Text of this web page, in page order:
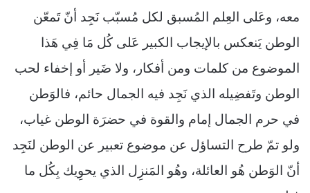
معه، وعَلى العِلم المُسبق لكل مُسبّب نَجِد أنّ تَمعّن
الوطن يَنعكس بالإيجاب الكبير عَلى كُل مَا فِي هَذا
الموضوع من كلمات ومن أفكار، ولا ضَير أو إخفاء لحب
الوطن وتَفضِيله الذي نَجِد فيه الجمال حائم، فالوَطن
في حرم الجمال إمام والقوة في حضرَة الوطن غياب،
ولو تمّ طرح التساؤل عن موضوع تعبير عن الوطن لنَجِد
أنّ الوَطن هُو العائلة، وهُو المَنزِل الذي يحوِيك بِكُل ما